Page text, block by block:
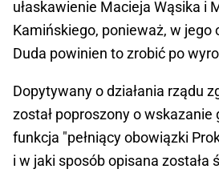
ułaskawienie Macieja Wąsika i
Kamińskiego, ponieważ, w jego
Duda powinien to zrobić po
Dopytywany o działania rządu
został poproszony o
funkcja "pełniący obowiązki
i w jaki sposób opisana została